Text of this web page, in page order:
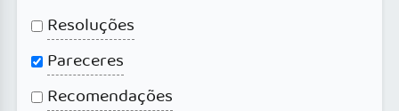
Resoluções
Pareceres
Recomendações